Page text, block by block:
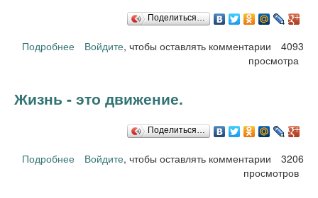
Поделиться…
Подробнее
о Будь здоров без докторов Светлана Пасынкова
Вода
Войдите, чтобы оставлять комментарии
4093
просмотра
Жизнь - это движение.
Поделиться…
Подробнее о Жизнь - это движение.
Войдите, чтобы оставлять комментарии
3206
просмотров